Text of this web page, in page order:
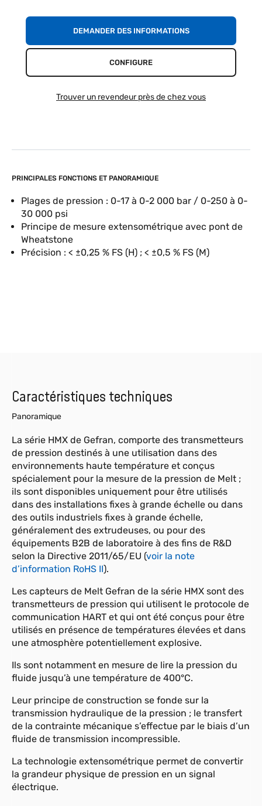
PRINCIPALES FONCTIONS ET PANORAMIQUE
Plages de pression : 0-17 à 0-2 000 bar / 0-250 à 0-
30 000 psi
Principe de mesure extensométrique avec pont de
Wheatstone
Précision : < ±0,25 % FS (H) ; < ±0,5 % FS (M)
DEMANDER DES INFORMATIONS
CONFIGURE
Trouver un revendeur près de chez vous
Caractéristiques techniques
Panoramique
La série HMX de Gefran, comporte des transmetteurs
de pression destinés à une utilisation dans des
environnements haute température et conçus
spécialement pour la mesure de la pression de Melt ;
ils sont disponibles uniquement pour être utilisés
dans des installations fixes à grande échelle ou dans
des outils industriels fixes à grande échelle,
généralement des extrudeuses, ou pour des
équipements B2B de laboratoire à des fins de R&D
selon la Directive 2011/65/EU (voir la note
d’information RoHS II).
Les capteurs de Melt Gefran de la série HMX sont des
transmetteurs de pression qui utilisent le protocole de
communication HART et qui ont été conçus pour être
utilisés en présence de températures élevées et dans
une atmosphère potentiellement explosive.
Ils sont notamment en mesure de lire la pression du
fluide jusqu’à une température de 400°C.
Leur principe de construction se fonde sur la
transmission hydraulique de la pression ; le transfert
de la contrainte mécanique s’effectue par le biais d’un
fluide de transmission incompressible.
La technologie extensométrique permet de convertir
la grandeur physique de pression en un signal
électrique.